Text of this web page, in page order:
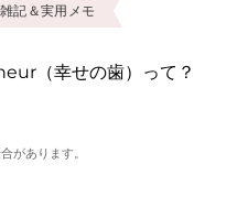
記＆実用メモ
（幸せの歯）って？
があります。